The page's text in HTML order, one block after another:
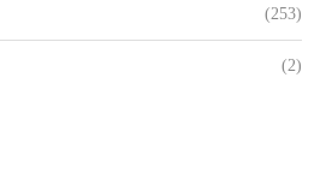
(253)
(2)